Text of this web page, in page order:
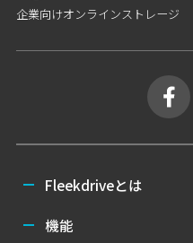
企業向けオンラインストレージ
Fleekdriveとは
機能